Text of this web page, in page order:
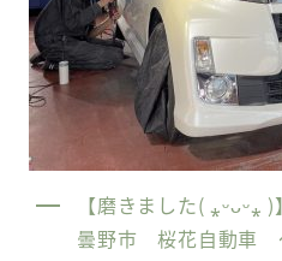
【磨きました(
曇野市 桜花自動車